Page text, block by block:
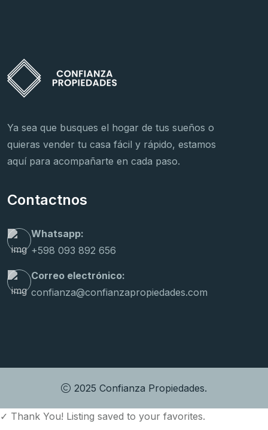
Ya sea que busques el hogar de tus sueños o
quieras vender tu casa fácil y rápido, estamos
aquí para acompañarte en cada paso.
Contactnos
Whatsapp:
+598 093 892 656
Correo electrónico:
confianza@confianzapropiedades.com
2025 Confianza Propiedades.
✓ Thank You! Listing saved to your favorites.